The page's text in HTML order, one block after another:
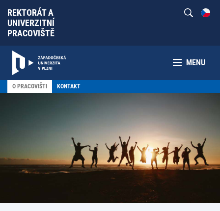
REKTORÁT A
UNIVERZITNÍ
PRACOVIŠTĚ
MENU
O PRACOVIŠTI KONTAKT